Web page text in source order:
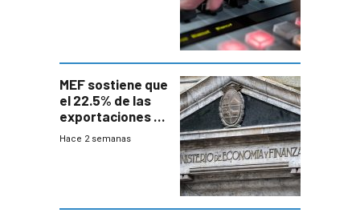
MEF sostiene que
el 22.5% de las
exportaciones a
EE.UU se verán
Hace 2 semanas